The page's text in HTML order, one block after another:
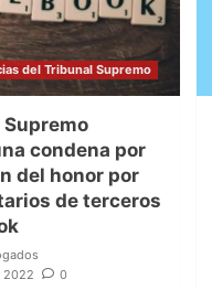
del Tribunal Supremo
Supremo
condena por
del honor por
de terceros
2022
0